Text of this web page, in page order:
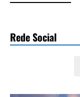
Rede Social